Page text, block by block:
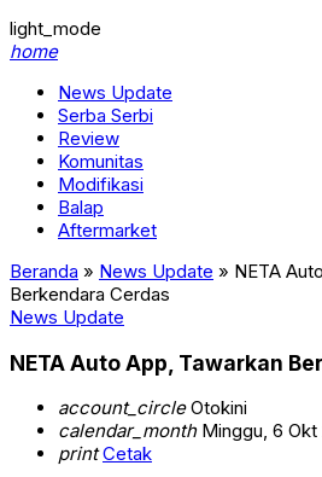
light_mode
home
News Update
Serba Serbi
Review
Komunitas
Modifikasi
Balap
Aftermarket
Beranda » News Update » NETA
Berkendara Cerdas
News Update
NETA Auto App, Tawarkan
account_circleOtokini
calendar_monthMinggu, 6 Okt
print Cetak